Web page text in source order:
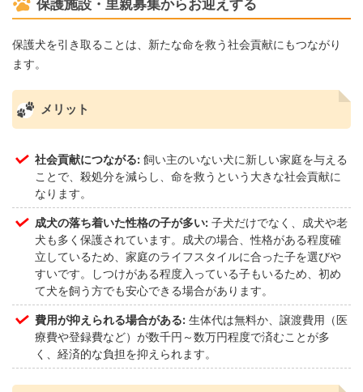
保護施設・里親募集からお迎えする
保護犬を引き取ることは、新たな命を救う社会貢献にもつながり
ます。
メリット
社会貢献につながる: 飼い主のいない犬に新しい家庭を与える
ことで、殺処分を減らし、命を救うという大きな社会貢献に
なります。
成犬の落ち着いた性格の子が多い: 子犬だけでなく、成犬や老
犬も多く保護されています。成犬の場合、性格がある程度確
立しているため、家庭のライフスタイルに合った子を選びや
すいです。しつけがある程度入っている子もいるため、初め
て犬を飼う方でも安心できる場合があります。
費用が抑えられる場合がある: 生体代は無料か、譲渡費用（医
療費や登録費など）が数千円～数万円程度で済むことが多
く、経済的な負担を抑えられます。